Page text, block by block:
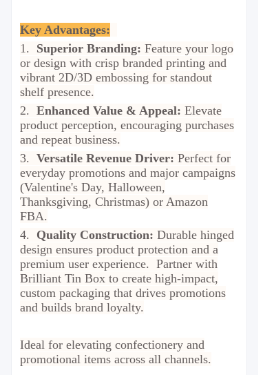
Key Advantages:
1. Superior Branding: Feature your logo
or design with crisp branded printing and
vibrant 2D/3D embossing for standout
shelf presence.
2. Enhanced Value & Appeal: Elevate
product perception, encouraging purchases
and repeat business.
3. Versatile Revenue Driver: Perfect for
everyday promotions and major campaigns
(Valentine's Day, Halloween,
Thanksgiving, Christmas) or Amazon
FBA.
4. Quality Construction: Durable hinged
design ensures product protection and a
premium user experience. Partner with
Brilliant Tin Box to create high-impact,
custom packaging that drives promotions
and builds brand loyalty.
Ideal for elevating confectionery and
promotional items across all channels.